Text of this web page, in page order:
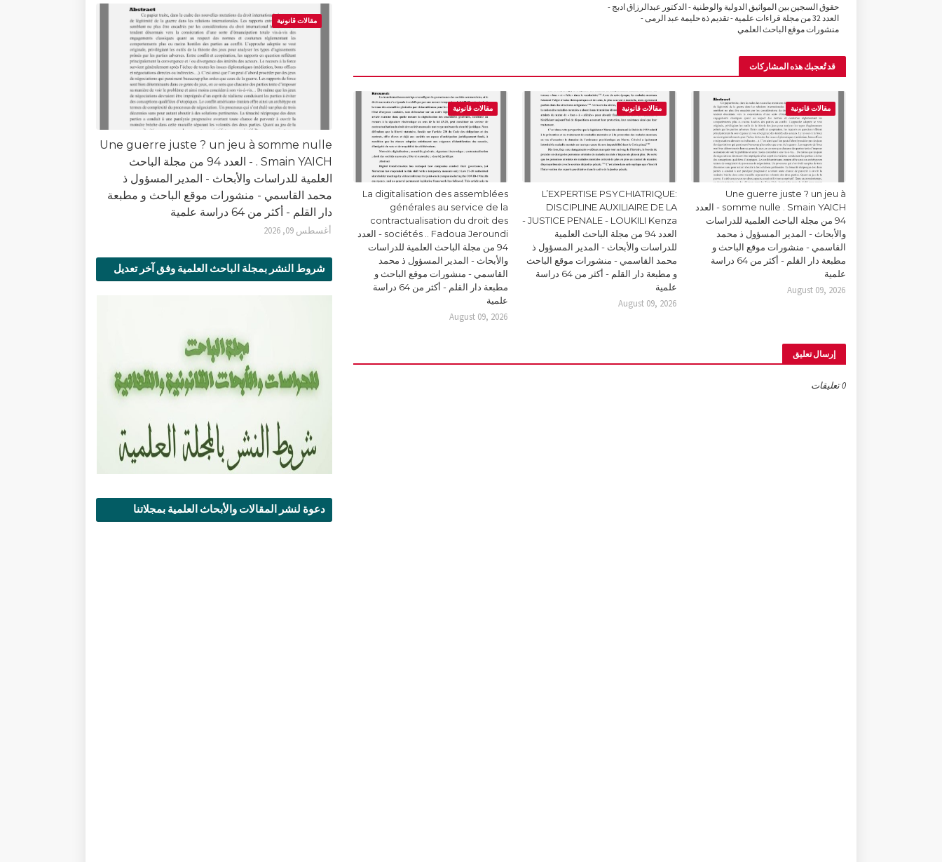
حقوق السجين بين المواثيق الدولية والوطنية - الدكتور عبدالرزاق ادبج -
العدد 32 من مجلة قراءات علمية - تقديم ذة حليمة عبد الرمى -
منشورات موقع الباحث العلمي
قد تُعجبك هذه المشاركات
مقالات قانونية
Une guerre juste ? un jeu à
somme nulle . Smain YAICH - العدد
94 من مجلة الباحث العلمية للدراسات
والأبحاث - المدير المسؤول ذ محمد
القاسمي - منشورات موقع الباحث و
مطبعة دار القلم - أكثر من 64 دراسة
علمية
August 09, 2026
مقالات قانونية
L’EXPERTISE PSYCHIATRIQUE:
DISCIPLINE AUXILIAIRE DE LA
JUSTICE PENALE - LOUKILI Kenza -
العدد 94 من مجلة الباحث العلمية
للدراسات والأبحاث - المدير المسؤول ذ
محمد القاسمي - منشورات موقع الباحث
و مطبعة دار القلم - أكثر من 64 دراسة
علمية
August 09, 2026
مقالات قانونية
La digitalisation des assemblées
générales au service de la
contractualisation du droit des
sociétés .. Fadoua Jeroundi - العدد
94 من مجلة الباحث العلمية للدراسات
والأبحاث - المدير المسؤول ذ محمد
القاسمي - منشورات موقع الباحث و
مطبعة دار القلم - أكثر من 64 دراسة
علمية
August 09, 2026
إرسال تعليق
0 تعليقات
مقالات قانونية
Une guerre juste ? un jeu à somme nulle
. Smain YAICH - العدد 94 من مجلة الباحث
العلمية للدراسات والأبحاث - المدير المسؤول ذ
محمد القاسمي - منشورات موقع الباحث و مطبعة
دار القلم - أكثر من 64 دراسة علمية
أغسطس 09, 2026
شروط النشر بمجلة الباحث العلمية وفق آخر تعديل
دعوة لنشر المقالات والأبحاث العلمية بمجلاتنا